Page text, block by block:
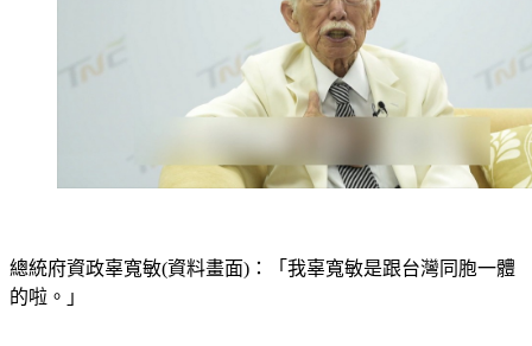
總統府資政辜寬敏(資料畫面)：「我辜寬敏是跟台灣同胞一體
的啦。」